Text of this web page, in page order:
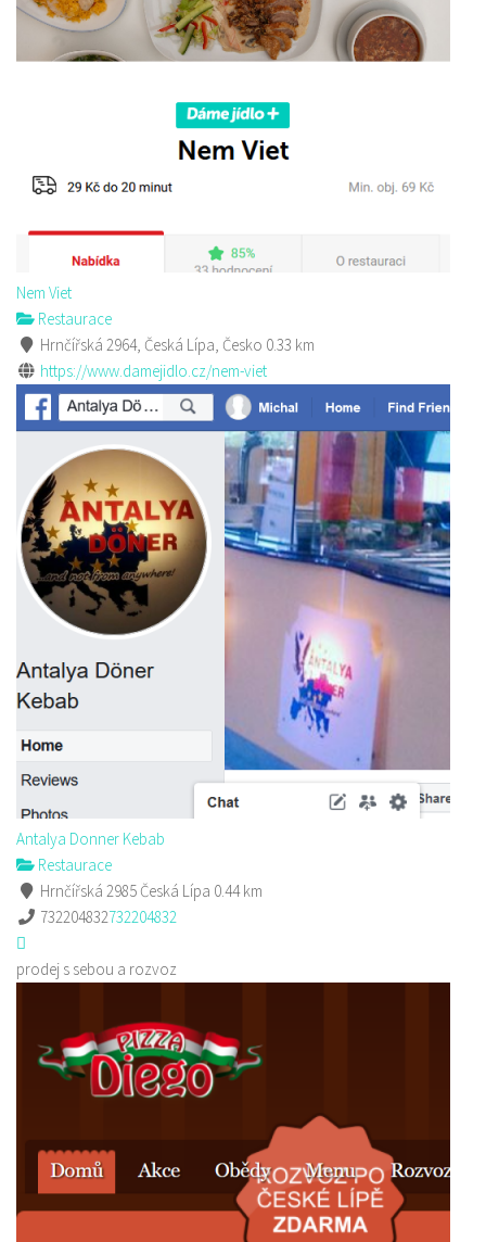
Nem Viet
Restaurace
Hrnčířská 2964, Česká Lípa, Česko 0.33 km
https://www.damejidlo.cz/nem-viet
Antalya Donner Kebab
Restaurace
Hrnčířská 2985 Česká Lípa 0.44 km
732204832732204832
prodej s sebou a rozvoz